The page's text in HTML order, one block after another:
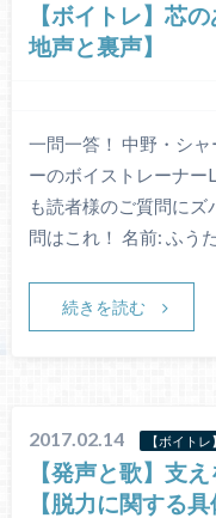
【ボイトレ】芯
地声と裏声】
一問一答！ 中野・シ
ーのボイストレーナー
も読者様のご質問に
問はこれ！ 名前: ふう
続きを読む
2017.02.14 【ボイトレ
【発声と歌】支
【脱力に関する具